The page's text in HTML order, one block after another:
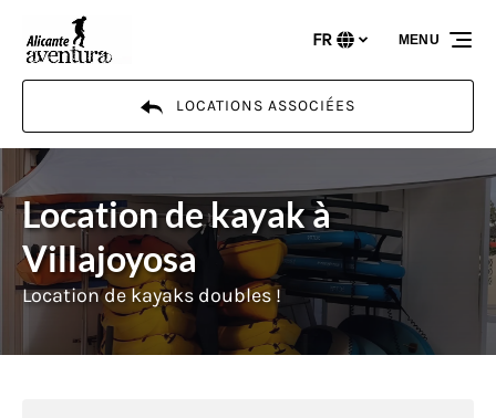
Aller à la navigation principale
Aller au contenu
Aller au pied de page
Sélectionnez
votre
FR
LOCATIONS ASSOCIÉES
MENU
Location de kayak à
Villajoyosa
Location de kayaks doubles !